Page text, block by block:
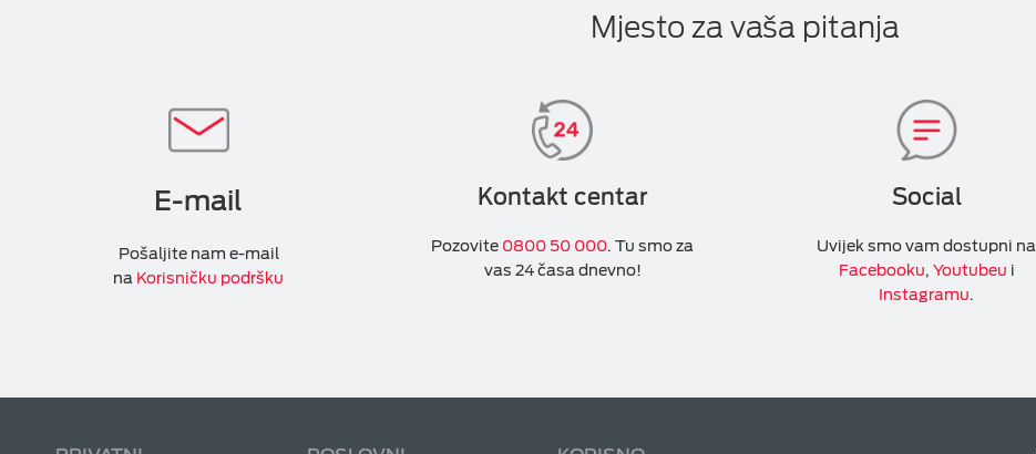
Mjesto za vaša pitanja
E-mail
Pošaljite nam e-mail
na Korisničku podršku
Kontakt centar
Pozovite 0800 50 000. Tu smo za
vas 24 časa dnevno!
Social
Uvijek smo vam dostupni na
Facebooku, Youtubeu i
Instagramu.